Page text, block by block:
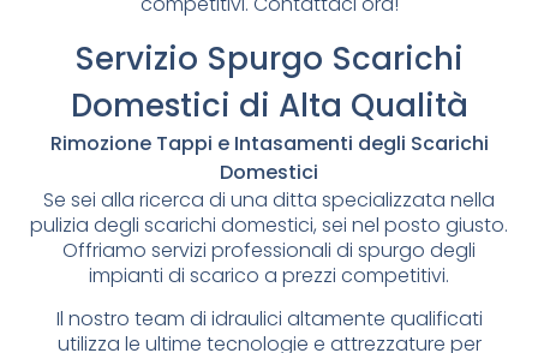
Servizio Spurgo Scarichi
Domestici di Alta Qualità
Rimozione Tappi e Intasamenti degli Scarichi
Domestici
Se sei alla ricerca di una ditta specializzata nella
pulizia degli scarichi domestici, sei nel posto giusto.
Offriamo servizi professionali di spurgo degli
impianti di scarico a prezzi competitivi.
Il nostro team di idraulici altamente qualificati
utilizza le ultime tecnologie e attrezzature per